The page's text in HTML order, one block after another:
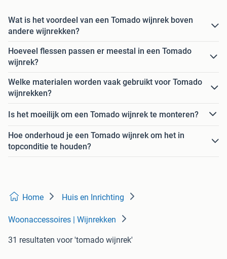
Wat is het voordeel van een Tomado wijnrek boven
andere wijnrekken?
Hoeveel flessen passen er meestal in een Tomado
wijnrek?
Welke materialen worden vaak gebruikt voor Tomado
wijnrekken?
Is het moeilijk om een Tomado wijnrek te monteren?
Hoe onderhoud je een Tomado wijnrek om het in
topconditie te houden?
Home Huis en Inrichting
Woonaccessoires | Wijnrekken
31 resultaten voor 'tomado wijnrek'